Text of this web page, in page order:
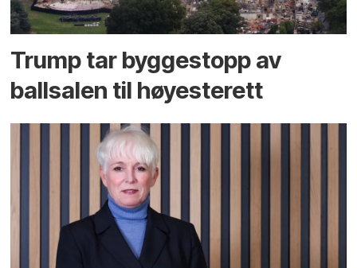
Trump tar byggestopp av
ballsalen til høyesterett